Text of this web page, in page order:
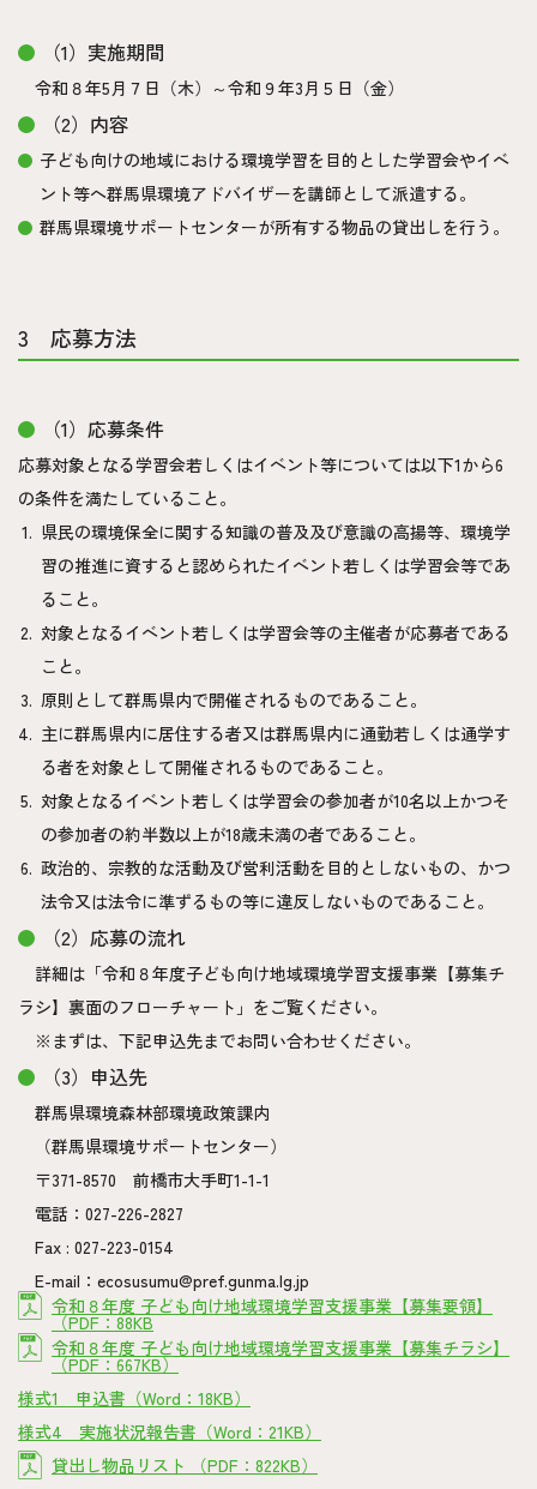
（1）実施期間
令和８年5月７日（木）～令和９年3月５日（金）
（2）内容
子ども向けの地域における環境学習を目的とした学習会やイベ
ント等へ群馬県環境アドバイザーを講師として派遣する。
群馬県環境サポートセンターが所有する物品の貸出しを行う。
3 応募方法
（1）応募条件
応募対象となる学習会若しくはイベント等については以下1から6
の条件を満たしていること。
県民の環境保全に関する知識の普及及び意識の高揚等、環境学
習の推進に資すると認められたイベント若しくは学習会等であ
ること。
対象となるイベント若しくは学習会等の主催者が応募者である
こと。
原則として群馬県内で開催されるものであること。
主に群馬県内に居住する者又は群馬県内に通勤若しくは通学す
る者を対象として開催されるものであること。
対象となるイベント若しくは学習会の参加者が10名以上かつそ
の参加者の約半数以上が18歳未満の者であること。
政治的、宗教的な活動及び営利活動を目的としないもの、かつ
法令又は法令に準ずるもの等に違反しないものであること。
（2）応募の流れ
詳細は「令和８年度子ども向け地域環境学習支援事業【募集チ
ラシ】裏面のフローチャート」をご覧ください。
※まずは、下記申込先までお問い合わせください。
（3）申込先
群馬県環境森林部環境政策課内
（群馬県環境サポートセンター）
〒371-8570 前橋市大手町1-1-1
電話：027-226-2827
Fax : 027-223-0154
E-mail：ecosusumu@pref.gunma.lg.jp
令和８年度 子ども向け地域環境学習支援事業【募集要領】
（PDF：88KB
令和８年度 子ども向け地域環境学習支援事業【募集チラシ】
（PDF：667KB）
様式1 申込書（Word：18KB）
様式4 実施状況報告書（Word：21KB）
貸出し物品リスト （PDF：822KB）